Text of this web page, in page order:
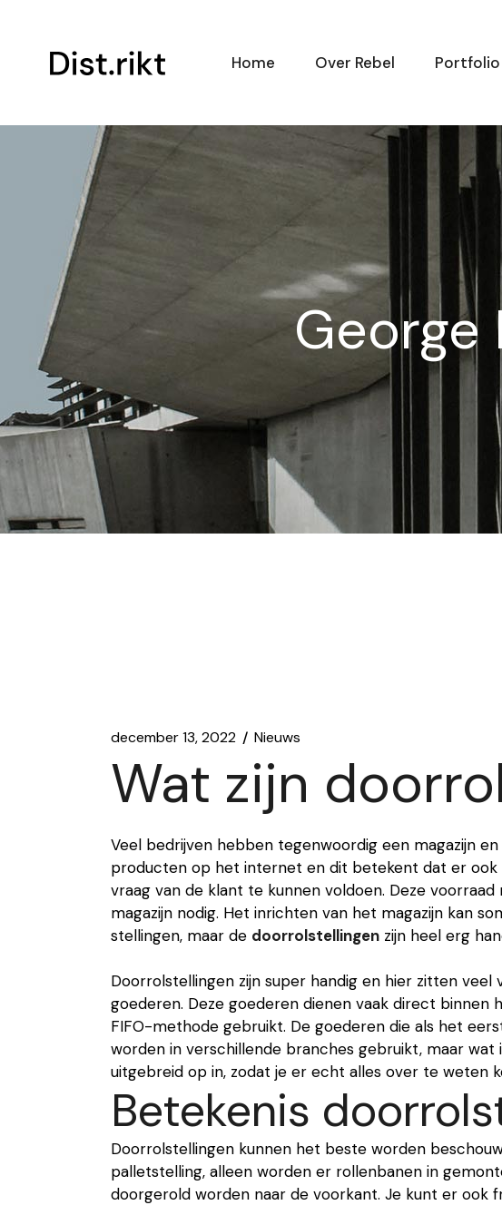
Home Over Rebel Portfolio
december 13, 2022 Nieuws
Wat zijn
Veel bedrijven hebben tegenwoordig een magazijn
producten op het internet en dit betekent dat er
vraag van de klant te kunnen voldoen. Deze
magazijn nodig. Het inrichten van het magazijn kan
stellingen, maar de doorrolstellingen zijn heel erg
Doorrolstellingen zijn super handig en hier zitten
goederen. Deze goederen dienen vaak direct
FIFO-methode gebruikt. De goederen die als het
worden in verschillende branches gebruikt, maar
uitgebreid op in, zodat je er echt alles over te weten
Betekenis
Doorrolstellingen kunnen het beste worden
palletstelling, alleen worden er rollenbanen in
doorgerold worden naar de voorkant. Je kunt er ook